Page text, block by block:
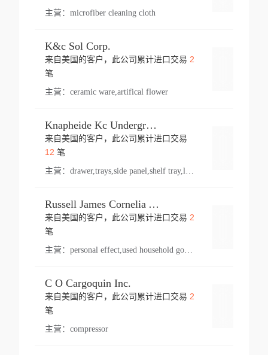
主营： microfiber cleaning cloth
K&c Sol Corp.
来自美国的客户，此公司累计进口交易 2
笔
主营： ceramic ware,artifical flower
Knapheide Kc Underground
来自美国的客户，此公司累计进口交易
12 笔
主营：
Russell James Cornelia Arlington Va
来自美国的客户，此公司累计进口交易 2
笔
主营： personal effect,used household goods
C O Cargoquin Inc.
来自美国的客户，此公司累计进口交易 2
笔
主营： compressor